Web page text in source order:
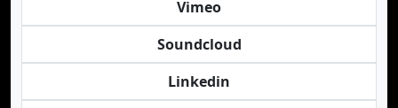
Vimeo
Soundcloud
Linkedin